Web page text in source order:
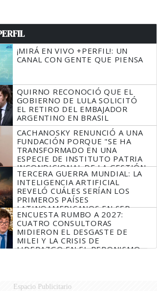
¡MIRÁ EN VIVO +PERFIL!: UN
CANAL CON GENTE QUE PIENSA
QUIRNO RECONOCIÓ QUE EL
GOBIERNO DE LULA SOLICITÓ
EL RETIRO DEL EMBAJADOR
ARGENTINO EN BRASIL
CACHANOSKY RENUNCIÓ A UNA
FUNDACIÓN PORQUE "SE HA
TRANSFORMADO EN UNA
ESPECIE DE INSTITUTO PATRIA
INCONDICIONAL DE LA GESTIÓN
DE MILEI"
TERCERA GUERRA MUNDIAL: LA
INTELIGENCIA ARTIFICIAL
REVELÓ CUÁLES SERÍAN LOS
PRIMEROS PAÍSES
LATINOAMERICANOS EN SER
DERROTADOS
ENCUESTA RUMBO A 2027:
CUATRO CONSULTORAS
MIDIERON EL DESGASTE DE
MILEI Y LA CRISIS DE
LIDERAZGO EN EL PERONISMO
Espacio Publicitario